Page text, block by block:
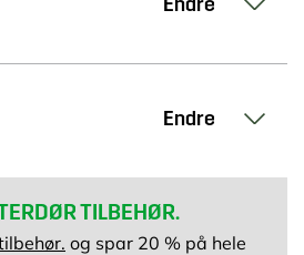
TILBEHØR.
og spar 20 % på hele